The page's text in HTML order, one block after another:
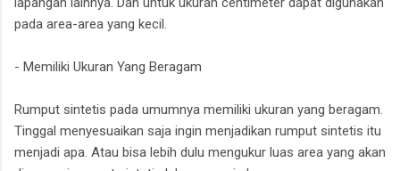
pada area-area yang kecil.
- Memiliki Ukuran Yang Beragam
Rumput sintetis pada umumnya memiliki ukuran yang beragam.
Tinggal menyesuaikan saja ingin menjadikan rumput sintetis itu
menjadi apa. Atau bisa lebih dulu mengukur luas area yang akan